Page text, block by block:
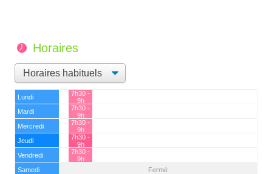
Horaires
Lundi
7h30 -
9h
Mardi
7h30 -
9h
Mercredi
7h30 -
9h
Jeudi
7h30 -
9h
Vendredi
7h30 -
9h
Samedi
Fermé